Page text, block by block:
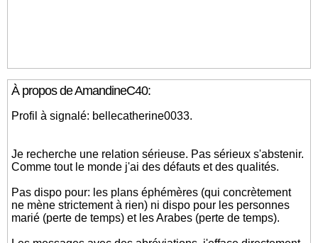
À propos de AmandineC40:
Profil à signalé: bellecatherine0033.
Je recherche une relation sérieuse. Pas sérieux s'abstenir.
Comme tout le monde j'ai des défauts et des qualités.
Pas dispo pour: les plans éphémères (qui concrètement
ne mène strictement à rien) ni dispo pour les personnes
marié (perte de temps) et les Arabes (perte de temps).